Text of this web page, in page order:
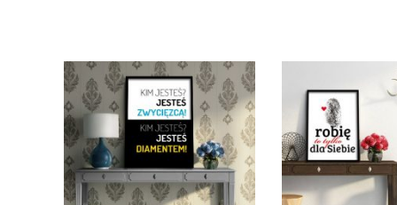
do
170 zł
ma
wiele
wariantów.
Opcje
można
wybrać
na
ma
na